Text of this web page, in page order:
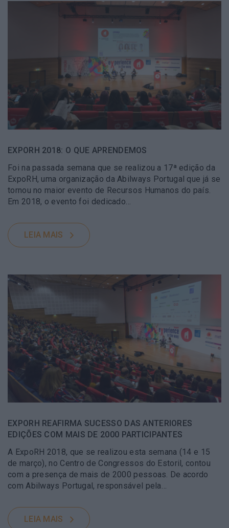
EXPORH 2018: O QUE APRENDEMOS
Foi na passada semana que se realizou a 17ª edição da
ExpoRH, uma organização da Abilways Portugal que já se
tornou no maior evento de Recursos Humanos do país.
Em 2018, o evento foi dedicado…
LEIA MAIS
EXPORH REAFIRMA SUCESSO DAS ANTERIORES
EDIÇÕES COM MAIS DE 2000 PARTICIPANTES
A ExpoRH 2018, que se realizou esta semana (14 e 15
de março), no Centro de Congressos do Estoril, contou
com a presença de mais de 2000 pessoas. De acordo
com Abilways Portugal, responsável pela…
LEIA MAIS